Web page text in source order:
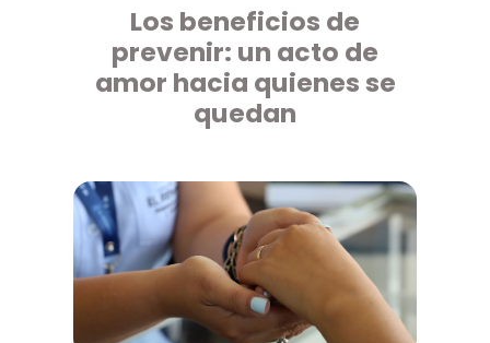
Los beneficios de
prevenir: un acto de
amor hacia quienes se
quedan